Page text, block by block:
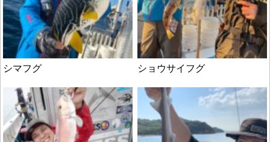
シマフグ ショウサイフグ